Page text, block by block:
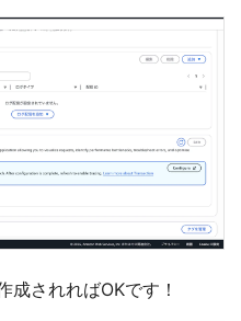
成されればOKです！